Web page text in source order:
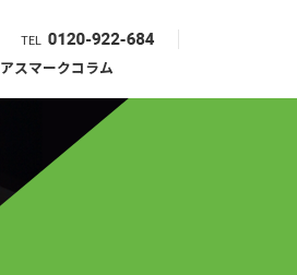
TEL
アスマークコラム